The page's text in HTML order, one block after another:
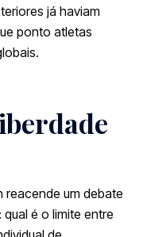
já haviam
ponto atletas
reacende um debate
é o limite entre